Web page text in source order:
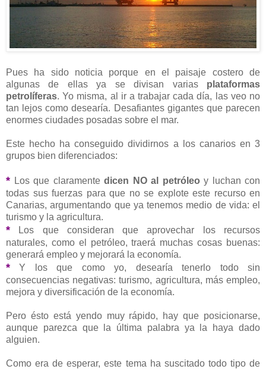
Pues ha sido noticia porque en el paisaje costero de
algunas de ellas ya se divisan varias plataformas
petrolíferas. Yo misma, al ir a trabajar cada día, las veo no
tan lejos como desearía. Desafiantes gigantes que parecen
enormes ciudades posadas sobre el mar.
Este hecho ha conseguido dividirnos a los canarios en 3
grupos bien diferenciados:
* Los que claramente dicen NO al petróleo y luchan con
todas sus fuerzas para que no se explote este recurso en
Canarias, argumentando que ya tenemos medio de vida: el
turismo y la agricultura.
* Los que consideran que aprovechar los recursos
naturales, como el petróleo, traerá muchas cosas buenas:
generará empleo y mejorará la economía.
* Y los que como yo, desearía tenerlo todo sin
consecuencias negativas: turismo, agricultura, más empleo,
mejora y diversificación de la economía.
Pero ésto está yendo muy rápido, hay que posicionarse,
aunque parezca que la última palabra ya la haya dado
alguien.
Como era de esperar, este tema ha suscitado todo tipo de